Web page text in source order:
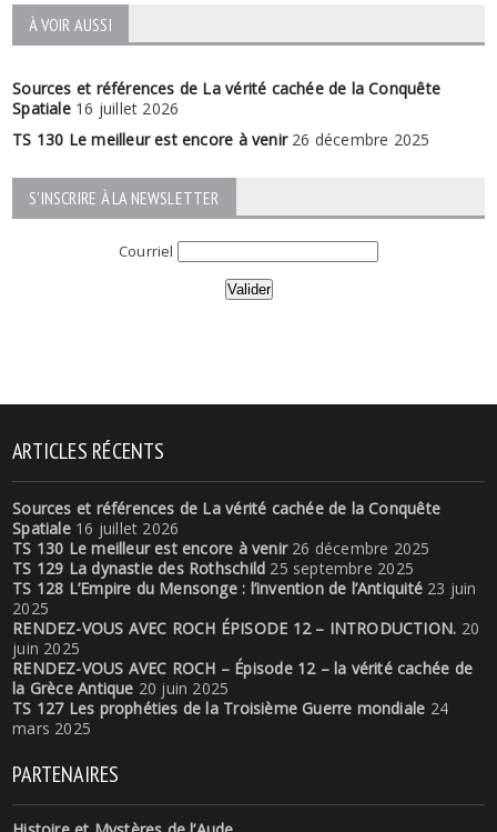
À VOIR AUSSI
Sources et références de La vérité cachée de la Conquête
Spatiale 16 juillet 2026
TS 130 Le meilleur est encore à venir 26 décembre 2025
S'INSCRIRE À LA NEWSLETTER
Courriel
ARTICLES RÉCENTS
Sources et références de La vérité cachée de la Conquête
Spatiale 16 juillet 2026
TS 130 Le meilleur est encore à venir 26 décembre 2025
TS 129 La dynastie des Rothschild 25 septembre 2025
TS 128 L’Empire du Mensonge : l’invention de l’Antiquité 23 juin
2025
RENDEZ-VOUS AVEC ROCH ÉPISODE 12 – INTRODUCTION. 20
juin 2025
RENDEZ-VOUS AVEC ROCH – Épisode 12 – la vérité cachée de
la Grèce Antique 20 juin 2025
TS 127 Les prophéties de la Troisième Guerre mondiale 24
mars 2025
PARTENAIRES